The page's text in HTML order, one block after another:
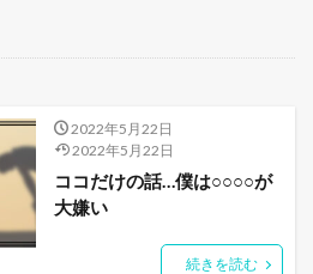
2022年5月22日
2022年5月22日
ココだけの話…僕は○○○○が
大嫌い
続きを読む